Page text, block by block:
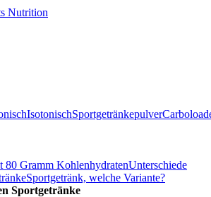
Nutrition
IsotonischSportgetränkepulver
80 Gramm KohlenhydratenUnterschiede
Sportgetränk, welche Variante?
Sportgetränke